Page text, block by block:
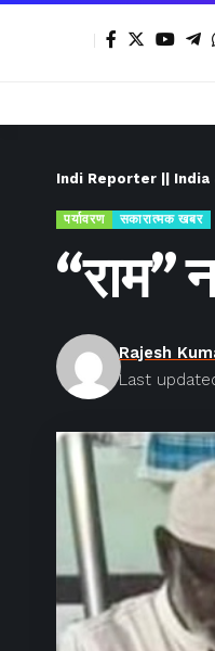
Indi Reporter || India
पर्यावरण सकारात्मक खबर
“राम”
Last
Rajesh